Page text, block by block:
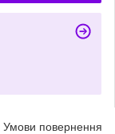
Умови повернення